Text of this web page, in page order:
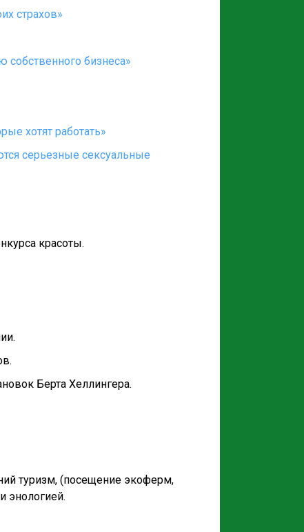
страхов»
собственного бизнеса»
хотят работать»
серьезные сексуальные
красоты.
Берта Хеллингера.
туризм, (посещение экоферм,
энологией.